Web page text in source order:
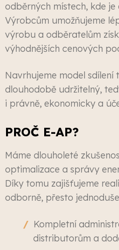
odběrných místech, kde je
Výrobcům umožňujeme
výrobu a odběratelům
výhodnějších cenových
Navrhujeme model sdílení
dlouhodobě udržitelný,
i právně, ekonomicky a
PROČ E-AP?
Máme dlouholeté
optimalizace a správy
Díky tomu zajišťujeme
odborně, přesto
Kompletní
distributorům a